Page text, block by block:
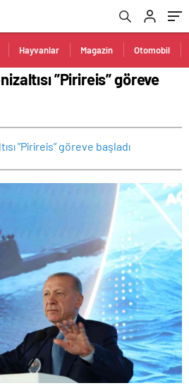
Hayvanlar Magazin Otomobil
”Pirireis” göreve